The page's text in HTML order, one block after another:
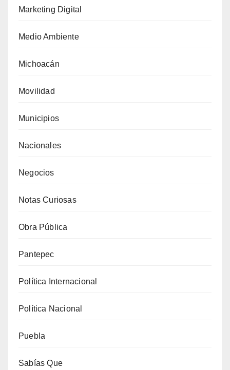
Marketing Digital
Medio Ambiente
Michoacán
Movilidad
Municipios
Nacionales
Negocios
Notas Curiosas
Obra Pública
Pantepec
Política Internacional
Política Nacional
Puebla
Sabías Que